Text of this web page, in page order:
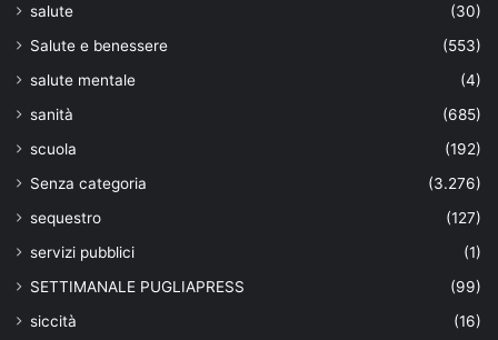
salute
(30)
Salute e benessere
(553)
salute mentale
(4)
sanità
(685)
scuola
(192)
Senza categoria
(3.276)
sequestro
(127)
servizi pubblici
(1)
SETTIMANALE PUGLIAPRESS
(99)
siccità
(16)